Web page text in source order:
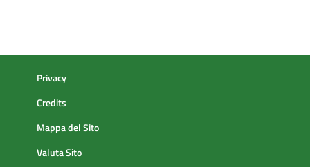
Privacy
Credits
Mappa del Sito
Valuta Sito